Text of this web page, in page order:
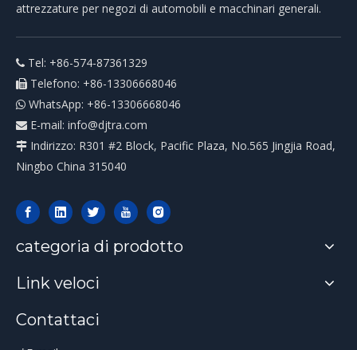
attrezzature per negozi di automobili e macchinari generali.
 Tel: +86-574-87361329
 Telefono: +86-13306668046
 WhatsApp: +86-13306668046
 E-mail: info@djtra.com
 Indirizzo: R301 #2 Block, Pacific Plaza, No.565 Jingjia Road,
Ningbo China 315040
categoria di prodotto
Link veloci
Contattaci